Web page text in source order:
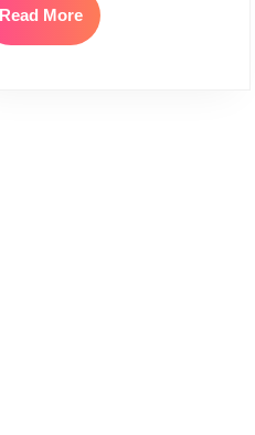
Read MoreRead
More